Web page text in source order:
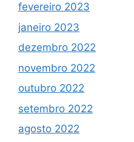
fevereiro 2023
janeiro 2023
dezembro 2022
novembro 2022
outubro 2022
setembro 2022
agosto 2022